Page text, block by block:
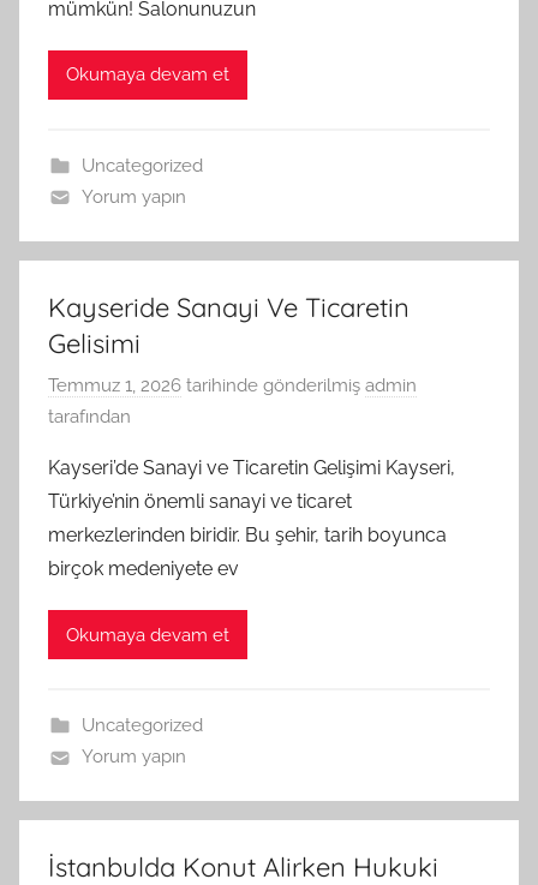
mümkün! Salonunuzun
Okumaya devam et
Uncategorized
Yorum yapın
Kayseride Sanayi Ve Ticaretin
Gelisimi
Temmuz 1, 2026 tarihinde gönderilmiş admin
tarafından
Kayseri’de Sanayi ve Ticaretin Gelişimi Kayseri,
Türkiye’nin önemli sanayi ve ticaret
merkezlerinden biridir. Bu şehir, tarih boyunca
birçok medeniyete ev
Okumaya devam et
Uncategorized
Yorum yapın
İstanbulda Konut Alirken Hukuki